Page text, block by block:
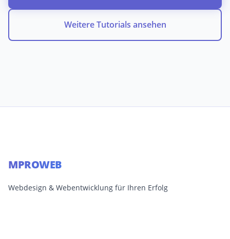
Weitere Tutorials ansehen
MPROWEB
Webdesign & Webentwicklung für Ihren Erfolg